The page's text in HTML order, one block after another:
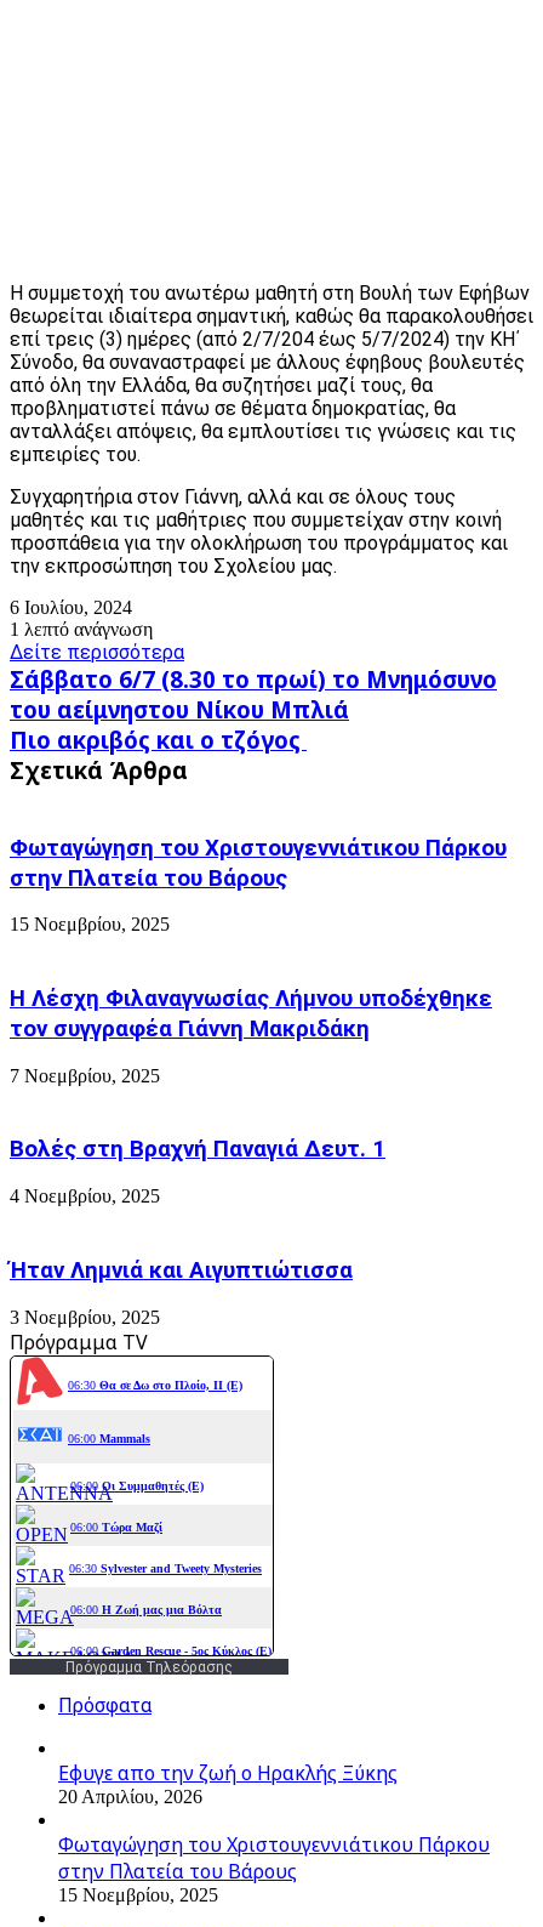
Η συμμετοχή του ανωτέρω μαθητή στη Βουλή των Εφήβων
θεωρείται ιδιαίτερα σημαντική, καθώς θα παρακολουθήσει
επί τρεις (3) ημέρες (από 2/7/204 έως 5/7/2024) την ΚΗ΄
Σύνοδο, θα συναναστραφεί με άλλους έφηβους βουλευτές
από όλη την Ελλάδα, θα συζητήσει μαζί τους, θα
προβληματιστεί πάνω σε θέματα δημοκρατίας, θα
ανταλλάξει απόψεις, θα εμπλουτίσει τις γνώσεις και τις
εμπειρίες του.
Συγχαρητήρια στον Γιάννη, αλλά και σε όλους τους
μαθητές και τις μαθήτριες που συμμετείχαν στην κοινή
προσπάθεια για την ολοκλήρωση του προγράμματος και
την εκπροσώπηση του Σχολείου μας.
6 Ιουλίου, 2024
1 λεπτό ανάγνωση
Δείτε περισσότερα
Σάββατο
6/7
(8.30
το
πρωί)
το
του
αείμνηστου
Νίκου
Σάββατο 6/7 (8.30 το πρωί) το Μνημόσυνο
του αείμνηστου Νίκου Μπλιά
Πιο
ακριβός
και
Πιο ακριβός και ο τζόγος
Σχετικά Άρθρα
Φωταγώγηση του Χριστουγεννιάτικου Πάρκου
στην Πλατεία του Βάρους
15 Νοεμβρίου, 2025
Η Λέσχη Φιλαναγνωσίας Λήμνου υποδέχθηκε
τον συγγραφέα Γιάννη Μακριδάκη
7 Νοεμβρίου, 2025
Βολές στη Βραχνή Παναγιά Δευτ. 1
4 Νοεμβρίου, 2025
Ήταν Λημνιά και Αιγυπτιώτισσα
3 Νοεμβρίου, 2025
Πρόγραμμα TV
Πρόγραμμα Τηλεόρασης
Πρόσφατα
Εφυγε απο την ζωή o Ηρακλής Ξύκης
20 Απριλίου, 2026
Φωταγώγηση του Χριστουγεννιάτικου Πάρκου
στην Πλατεία του Βάρους
15 Νοεμβρίου, 2025